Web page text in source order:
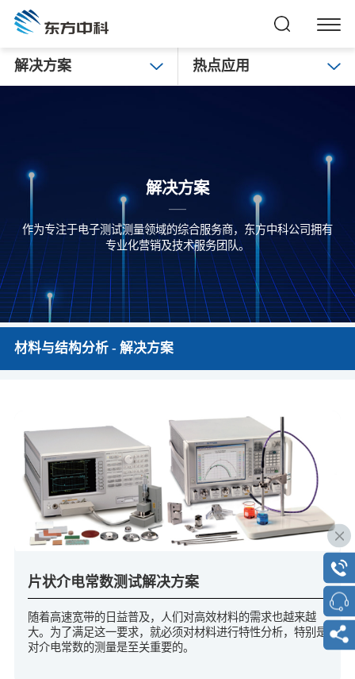
解决方案 热点应用
解决方案
作为专注于电子测试测量领域的综合服务商，东方中科公司拥有
专业化营销及技术服务团队。
材料与结构分析- 解决方案
片状介电常数测试解决方案
随着高速宽带的日益普及，人们对高效材料的需求也越来越
大。为了满足这一要求，就必须对材料进行特性分析，特别是
对介电常数的测量是至关重要的。